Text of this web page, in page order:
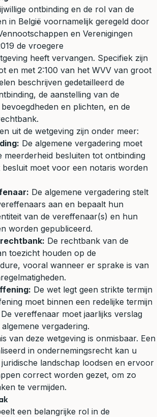
ontbinding en de rol van de
in België voornamelijk geregeld door
en Verenigingen
de vroegere
heeft vervangen. Specifiek zijn
en met 2:100 van het WVV van groot
beschrijven gedetailleerd de
de aanstelling van de
en plichten, en de
uit de wetgeving zijn onder meer:
De algemene vergadering moet
meerderheid besluiten tot ontbinding
moet voor een notaris worden
De algemene vergadering stelt
aan en bepaalt hun
van de vereffenaar(s) en hun
worden gepubliceerd.
De rechtbank van de
toezicht houden op de
vooral wanneer er sprake is van
De wet legt geen strikte termijn
moet binnen een redelijke termijn
vereffenaar moet jaarlijks verslag
vergadering.
van deze wetgeving is onmisbaar. Een
in ondernemingsrecht kan u
landschap loodsen en ervoor
correct worden gezet, om zo
te vermijden.
een belangrijke rol in de